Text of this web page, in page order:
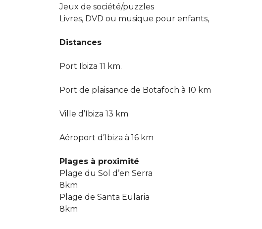
Jeux de société/puzzles
Livres, DVD ou musique pour enfants,
Distances
Port Ibiza 11 km.
Port de plaisance de Botafoch à 10 km
Ville d’Ibiza 13 km
Aéroport d’Ibiza à 16 km
Plages à proximité
Plage du Sol d’en Serra
8km
Plage de Santa Eularia
8km